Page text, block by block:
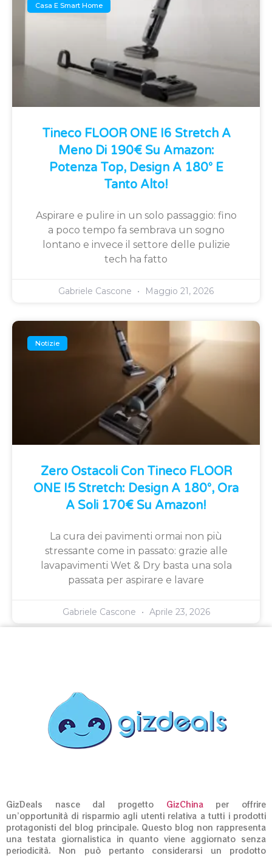
Casa E Smart Home
Tineco FLOOR ONE I6 Stretch A
Meno Di 190€ Su Amazon:
Potenza Top, Design A 180° E
Tanto Alto!
Aspirare e pulire in un solo passaggio: fino
a poco tempo fa sembrava un sogno
lontano e invece il settore delle pulizie
tech ha fatto
Gabriele Cascone Maggio 21, 2026
Notizie
Zero Ostacoli Con Tineco FLOOR
ONE I5 Stretch: Design A 180°, Ora
A Soli 170€ Su Amazon!
La cura dei pavimenti ormai non più
stressante come in passato: grazie alle
lavapavimenti Wet & Dry basta una sola
passata per aspirare e lavare
Gabriele Cascone Aprile 23, 2026
GizDeals nasce dal progetto GizChinaper offrire
un’opportunità di risparmio agli utenti relativa a tutti i prodotti
protagonisti del blog principale. Questo blog non rappresenta
una testata giornalistica in quanto viene aggiornato senza
periodicità. Non può pertanto considerarsi un prodotto